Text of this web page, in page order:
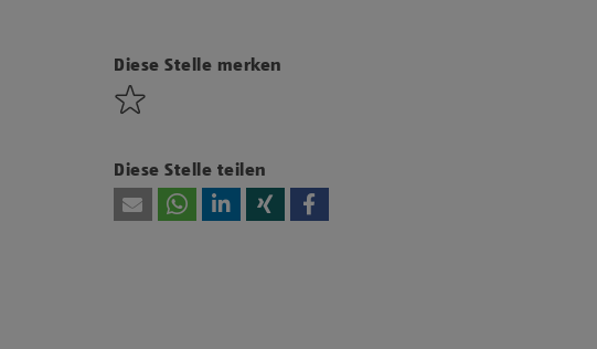
diesen Inhalt anzuzeigen.
Diese Stelle merken
Diese Stelle teilen